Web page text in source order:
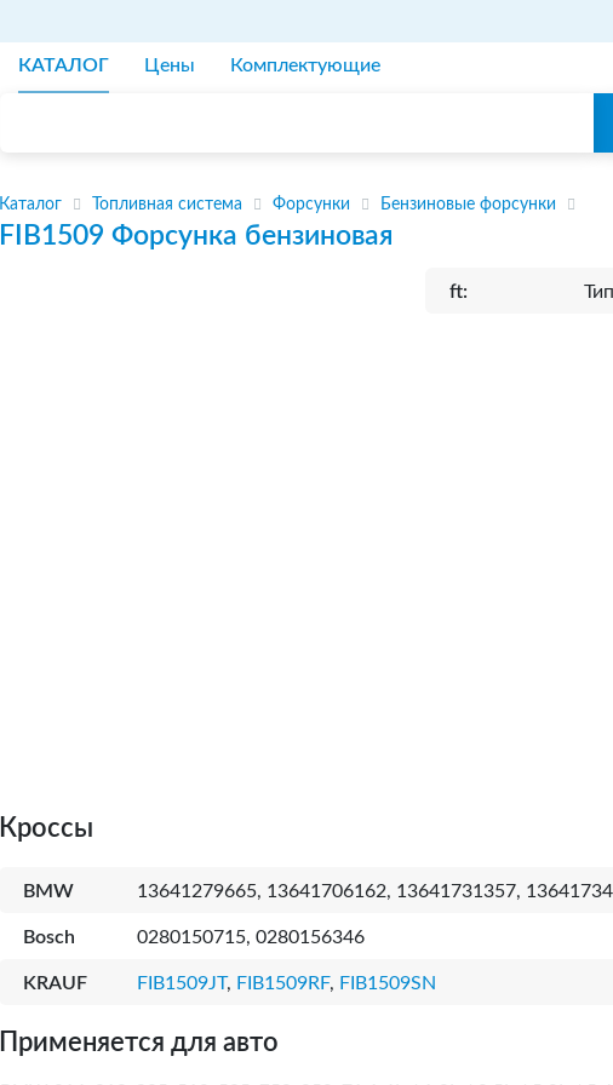
КАТАЛОГ Цены Комплектующие
Каталог Топливная система Форсунки Бензиновые форсунки
FIB1509 Форсунка бензиновая
ft:
Кроссы
BMW 13641279665, 13641706162, 13641731357,
Bosch 0280150715, 0280156346
KRAUF FIB1509JT, FIB1509RF, FIB1509SN
Применяется для авто